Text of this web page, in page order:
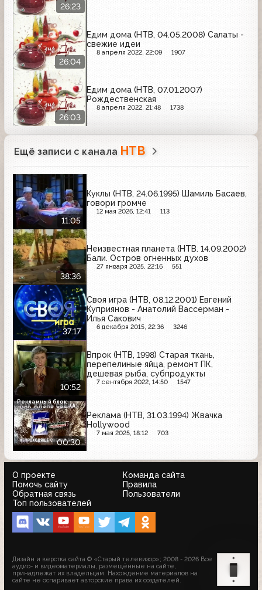
26:23
26:04
Едим дома (НТВ, 04.05.2008) Салаты -
свежие идеи
8 апреля 2022, 22:09 1907
26:03
Едим дома (НТВ, 07.01.2007)
Рождественская
8 апреля 2022, 21:48 1738
Ещё записи с канала НТВ
11:05
Куклы (НТВ, 24.06.1995) Шамиль Басаев,
говори громче
12 мая 2026, 12:41 113
38:36
Неизвестная планета (НТВ. 14.09.2002)
Бали. Остров огненных духов
27 января 2025, 22:16 551
37:17
Своя игра (НТВ, 08.12.2001) Евгений
Куприянов - Анатолий Вассерман -
Илья Сакович
6 декабря 2015, 22:36 3246
10:52
Впрок (НТВ, 1998) Старая ткань,
перепелиные яйца, ремонт ПК,
дешевая рыба, субпродукты
7 сентября 2022, 14:50 1547
00:30
Реклама (НТВ, 31.03.1994) Жвачка
Hollywood
7 мая 2025, 18:12 703
Рекламный блок
О проекте
Команда сайта
Помочь сайту
Правила
Обратная связь
Пользователи
Топ пользователей
Дизайн и верстка сайта © «Старый телевизор»; 2008 - 2026 Все
аудио- и видеоматериалы, размещённые на сайте,
принадлежат их владельцам. Нахождение материалов на
сайте не оспаривает авторские права их создателей.